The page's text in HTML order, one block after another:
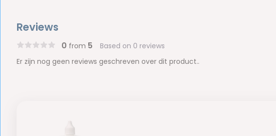
Reviews
0 from 5 Based on 0 reviews
Er zijn nog geen reviews geschreven over dit product..